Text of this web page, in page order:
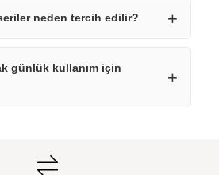
neden tercih edilir?
günlük kullanım için